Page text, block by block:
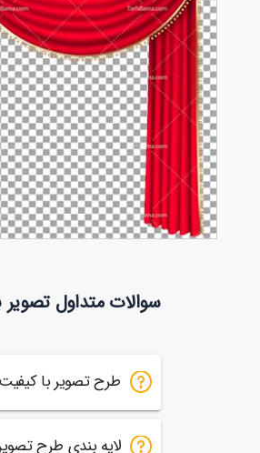
تصویر با کیفیت قاب سلطنتی چوبی
204
سوالات متداول
طرح تصویر با
لایه بندی طرح